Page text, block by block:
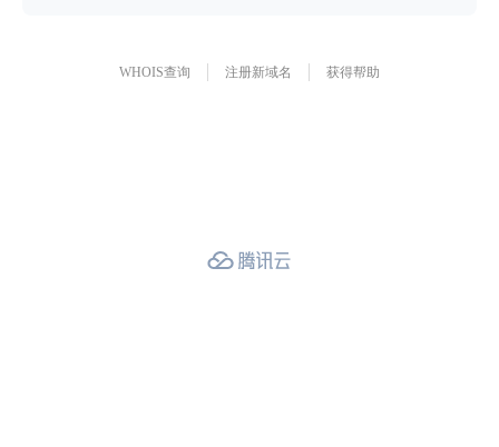
WHOIS查询 注册新域名 获得帮助